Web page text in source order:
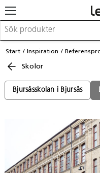
Möbler & inredning
Lekplatsutrustning &
Skapa
Leka
Lära
Barnvagnar &
Logga in / Registrera dig
Hitta din säljare
Start Inspiration
Skolor
Bjursåsskolan i Bjursås